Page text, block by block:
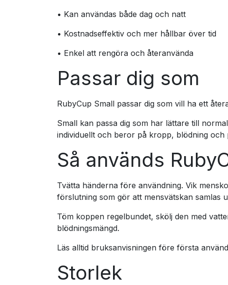
• Kan användas både dag och natt
• Kostnadseffektiv och mer hållbar över tid
• Enkel att rengöra och återanvända
Passar dig som
RubyCup Small passar dig som vill ha ett
Small kan passa dig som har lättare till
individuellt och beror på kropp, blödning och
Så används
Tvätta händerna före användning. Vik
förslutning som gör att mensvätskan samlas
Töm koppen regelbundet, skölj den med
blödningsmängd.
Läs alltid bruksanvisningen före första
Storlek